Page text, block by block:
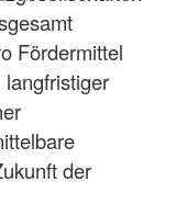
Fördermittel
der